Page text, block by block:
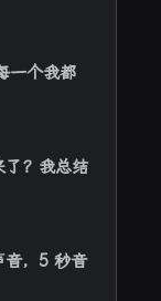
一个我都
了？我总结
音，5 秒音